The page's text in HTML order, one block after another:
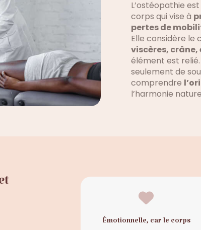
L’ostéopathie
corps qui vise à
pertes de
Elle considère le
viscères,
élément est relié.
seulement de
comprendre
l’harmonie
Émotionnelle, car le corps